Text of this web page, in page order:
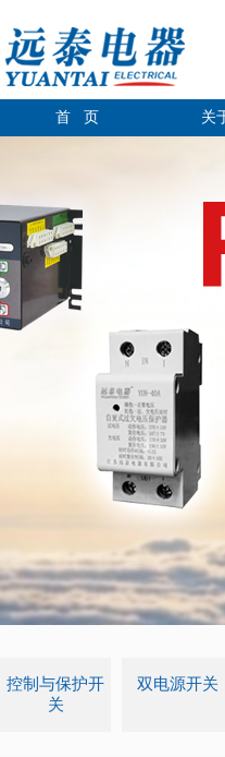
首 页 关
控制与保护开
关
双电源开关